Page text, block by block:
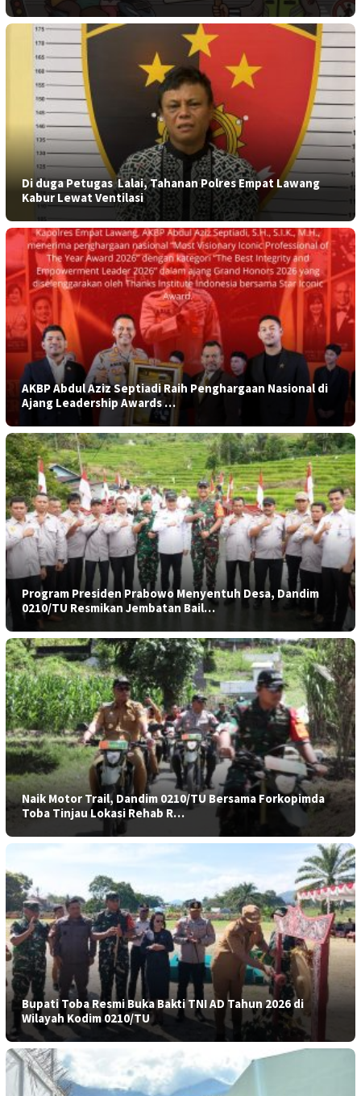
​Di duga Petugas Lalai, Tahanan Polres Empat Lawang
Kabur Lewat Ventilasi
AKBP Abdul Aziz Septiadi Raih Penghargaan Nasional di
Ajang Leadership Awards …
Program Presiden Prabowo Menyentuh Desa, Dandim
0210/TU Resmikan Jembatan Bail…
Naik Motor Trail, Dandim 0210/TU Bersama Forkopimda
Toba Tinjau Lokasi Rehab R…
Bupati Toba Resmi Buka Bakti TNI AD Tahun 2026 di
Wilayah Kodim 0210/TU